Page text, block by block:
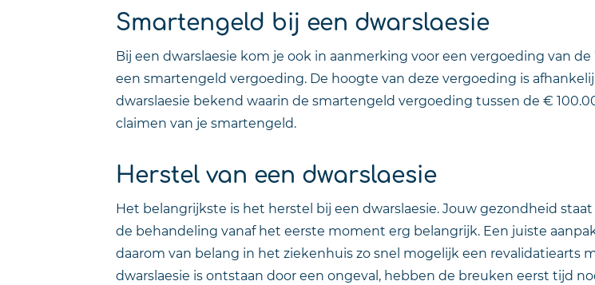
Smartengeld bij een dwarslaesie
Bij een dwarslaesie kom je ook in aanmerking voor een vergoeding van
een smartengeld vergoeding. De hoogte van deze vergoeding is
dwarslaesie bekend waarin de smartengeld vergoeding tussen de €
claimen van je smartengeld.
Herstel van een dwarslaesie
Het belangrijkste is het herstel bij een dwarslaesie. Jouw gezondheid
de behandeling vanaf het eerste moment erg belangrijk. Een juiste
daarom van belang in het ziekenhuis zo snel mogelijk een revalidatiearts
dwarslaesie is ontstaan door een ongeval, hebben de breuken eerst tijd